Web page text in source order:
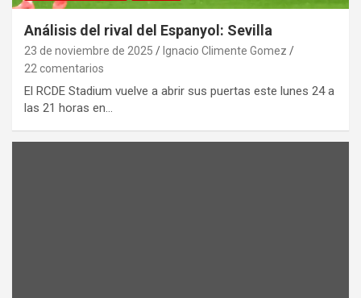
Análisis del rival del Espanyol: Sevilla
23 de noviembre de 2025
Ignacio Climente Gomez
22 comentarios
El RCDE Stadium vuelve a abrir sus puertas este lunes 24 a
las 21 horas en…